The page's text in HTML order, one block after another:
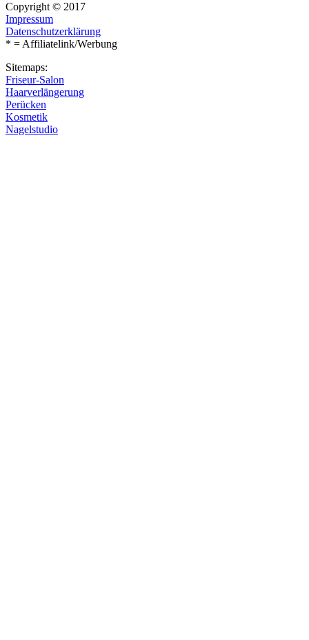
Copyright © 2017
Impressum
Datenschutzerklärung
* = Affiliatelink/Werbung
Sitemaps:
Friseur-Salon
Haarverlängerung
Perücken
Kosmetik
Nagelstudio